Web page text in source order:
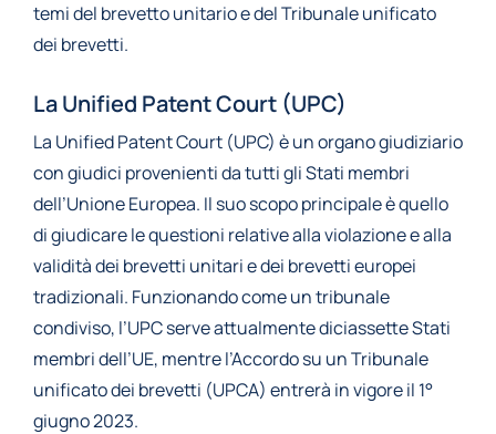
temi del brevetto unitario e del Tribunale unificato
dei brevetti.
La Unified Patent Court (UPC)
La Unified Patent Court (UPC) è un organo giudiziario
con giudici provenienti da tutti gli Stati membri
dell’Unione Europea. Il suo scopo principale è quello
di giudicare le questioni relative alla violazione e alla
validità dei brevetti unitari e dei brevetti europei
tradizionali. Funzionando come un tribunale
condiviso, l’UPC serve attualmente diciassette Stati
membri dell’UE, mentre l’Accordo su un Tribunale
unificato dei brevetti (UPCA) entrerà in vigore il 1°
giugno 2023.